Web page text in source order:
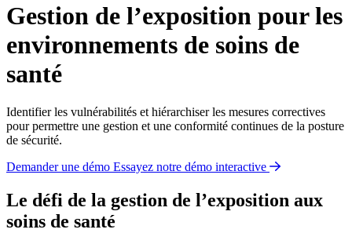
Gestion de l’exposition pour les
environnements de soins de
santé
Identifier les vulnérabilités et hiérarchiser les mesures correctives
pour permettre une gestion et une conformité continues de la posture
de sécurité.
Demander une démo Essayez notre démo interactive
Le défi de la gestion de l’exposition aux
soins de santé